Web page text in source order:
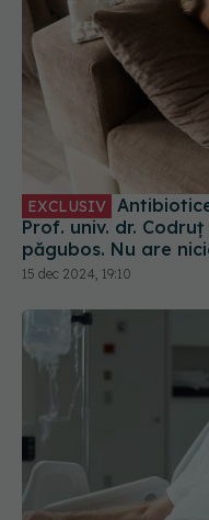
Antibioticele, nerecomandate în răceli.
Prof. univ. dr.
păgubos. Nu are
15 dec 2024, 19:10